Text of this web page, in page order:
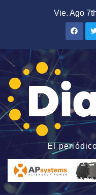
Vie. Ago
El